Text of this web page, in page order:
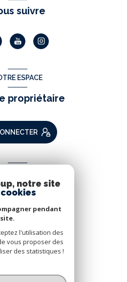
suivre
ESPACE
propriétaire
adhérons
Tous droits réservés
notre site
pendant
l'utilisation des
vous proposer des
des statistiques !